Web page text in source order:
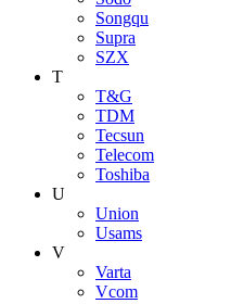
Songqu
Supra
SZX
T
T&G
TDM
Tecsun
Telecom
Toshiba
U
Union
Usams
V
Varta
Vcom